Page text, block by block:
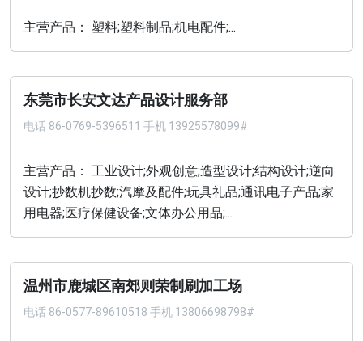
主营产品： 塑料;塑料制品;机电配件;...
东莞市长安文达产品设计服务部
电话 86-0769-5396511 手机 13925578099#
主营产品： 工业设计;外观创意;造型设计;结构设计;逆向
设计;抄数机抄数;汽摩及配件;玩具礼品;通讯电子产品;家
用电器;医疗保健设备;文体办公用品;...
温州市鹿城区南郊则荣制刷加工场
电话 86-0577-89610518 手机 13806698798#